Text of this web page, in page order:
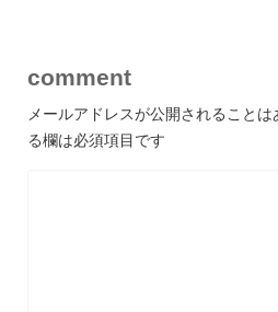
comment
メールアドレスが公開されることは
る欄は必須項目です